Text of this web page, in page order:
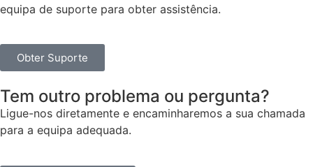
equipa de suporte para obter assistência.
Obter Suporte
Tem outro problema ou pergunta?
Ligue-nos diretamente e encaminharemos a sua chamada
para a equipa adequada.